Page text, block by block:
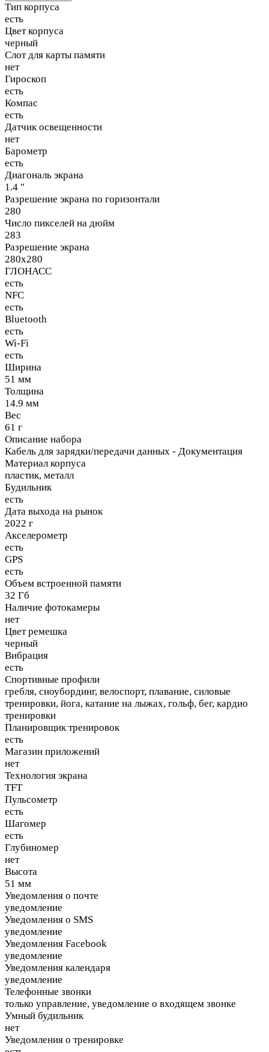
Тип корпуса
есть
Цвет корпуса
черный
Слот для карты памяти
нет
Гироскоп
есть
Компас
есть
Датчик освещенности
нет
Барометр
есть
Диагональ экрана
1.4 "
Разрешение экрана по горизонтали
280
Число пикселей на дюйм
283
Разрешение экрана
280x280
ГЛОНАСС
есть
NFC
есть
Bluetooth
есть
Wi-Fi
есть
Ширина
51 мм
Толщина
14.9 мм
Вес
61 г
Описание набора
Кабель для зарядки/передачи данных - Документация
Материал корпуса
пластик, металл
Будильник
есть
Дата выхода на рынок
2022 г
Акселерометр
есть
GPS
есть
Объем встроенной памяти
32 Гб
Наличие фотокамеры
нет
Цвет ремешка
черный
Вибрация
есть
Спортивные профили
гребля, сноубординг, велоспорт, плавание, силовые
тренировки, йога, катание на лыжах, гольф, бег, кардио
тренировки
Планировщик тренировок
есть
Магазин приложений
нет
Технология экрана
TFT
Пульсометр
есть
Шагомер
есть
Глубиномер
нет
Высота
51 мм
Уведомления о почте
уведомление
Уведомления о SMS
уведомление
Уведомления Facebook
уведомление
Уведомления календаря
уведомление
Телефонные звонки
только управление, уведомление о входящем звонке
Умный будильник
нет
Уведомления о тренировке